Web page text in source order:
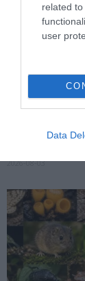
related
user
Data
BAJBAN
HÉTKÖZNAPI
2026-08-03